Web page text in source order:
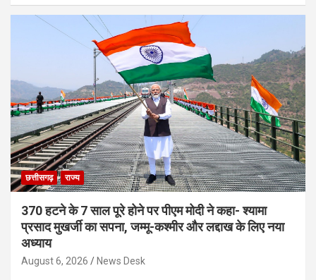
छत्तीसगढ़ राज्य
370 हटने के 7 साल पूरे होने पर पीएम मोदी ने कहा- श्यामा
प्रसाद मुखर्जी का सपना, जम्मू-कश्मीर और लद्दाख के लिए नया
अध्याय
August 6, 2026 News Desk